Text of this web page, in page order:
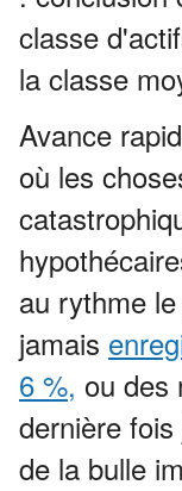
classe
la classe
Avance
où les
au rythme
jamais
6 %, ou des
dernière
de la bulle